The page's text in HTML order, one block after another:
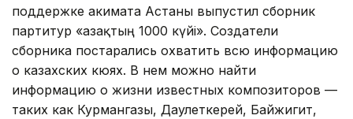
поддержке акимата Астаны выпустил сборник
партитур «Қазақтың 1000 күйі». Создатели
сборника постарались охватить всю информацию
о казахских кюях. В нем можно найти
информацию о жизни известных композиторов —
таких как Курмангазы, Даулеткерей, Байжигит,